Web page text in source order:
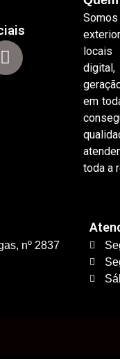
locais
em
toda a
nº 2837